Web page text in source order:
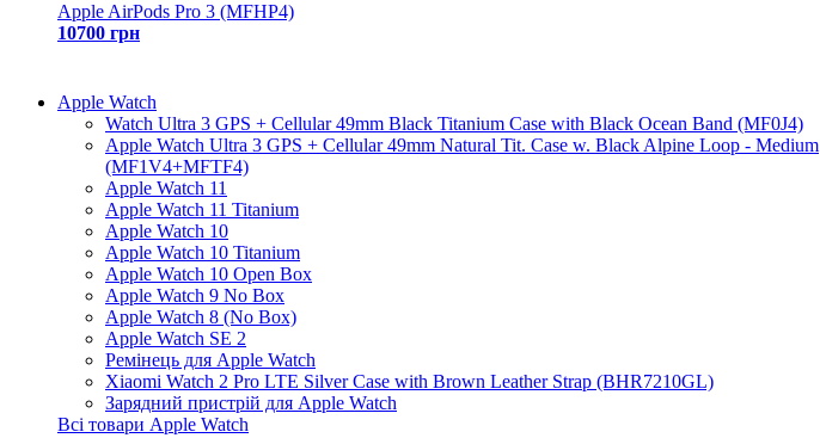
Apple AirPods Pro 3 (MFHP4)
10700 грн
Apple Watch
Watch Ultra 3 GPS + Cellular 49mm Black Titanium Case with Black Ocean Band (MF0J4)
Apple Watch Ultra 3 GPS + Cellular 49mm Natural Tit. Case w. Black Alpine Loop - Medium
(MF1V4+MFTF4)
Apple Watch 11
Apple Watch 11 Titanium
Apple Watch 10
Apple Watch 10 Titanium
Apple Watch 10 Open Box
Apple Watch 9 No Box
Apple Watch 8 (No Box)
Apple Watch SE 2
Ремінець для Apple Watch
Xiaomi Watch 2 Pro LTE Silver Case with Brown Leather Strap (BHR7210GL)
Зарядний пристрій для Apple Watch
Всі товари Apple Watch